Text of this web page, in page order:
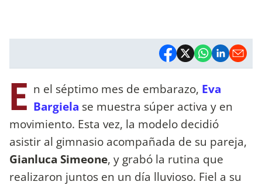
E n el séptimo mes de embarazo, Eva
Bargiela se muestra súper activa y en
movimiento. Esta vez, la modelo decidió
asistir al gimnasio acompañada de su pareja,
Gianluca Simeone, y grabó la rutina que
realizaron juntos en un día lluvioso. Fiel a su